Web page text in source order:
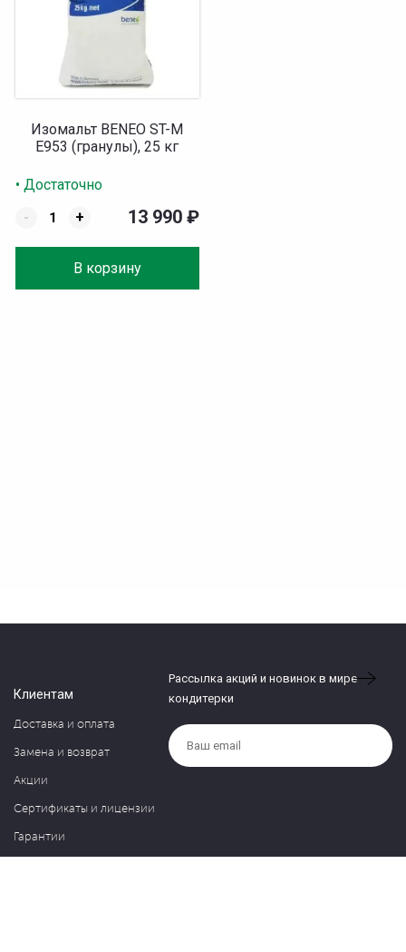
Изомальт BENEO ST-M
Е953 (гранулы), 25 кг
• Достаточно
-
+
В корзину
13 990 ₽
Клиентам
Доставка и оплата
Замена и возврат
Акции
Сертификаты и лицензии
Гарантии
Рассылка акций и новинок в мире
кондитерки